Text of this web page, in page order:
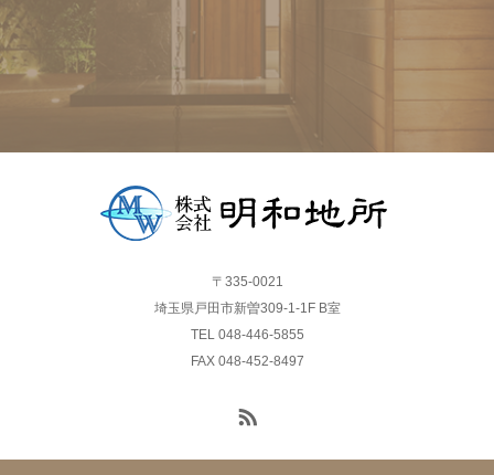
〒335-0021
埼玉県戸田市新曽309-1-1F B室
TEL 048-446-5855
FAX 048-452-8497